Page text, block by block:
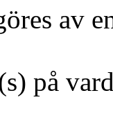
av
på